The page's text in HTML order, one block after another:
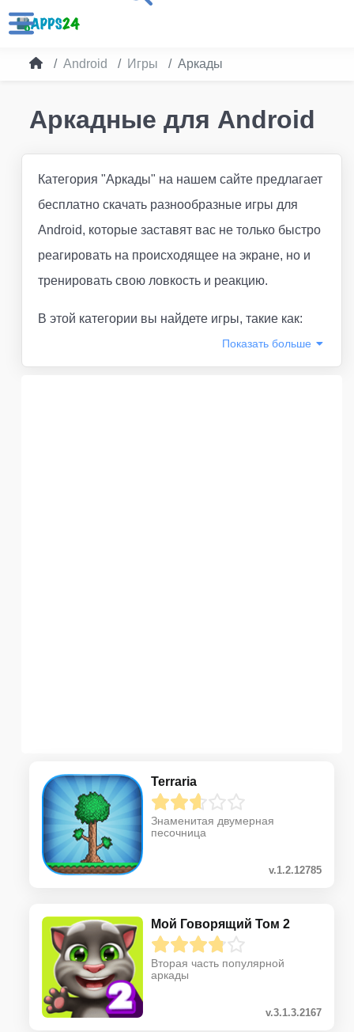
Android Игры Аркады
Аркадные для Android
Категория "Аркады" на нашем сайте предлагает
бесплатно скачать разнообразные игры для
Android, которые заставят вас не только быстро
реагировать на происходящее на экране, но и
тренировать свою ловкость и реакцию.
В этой категории вы найдете игры, такие как:
Показать больше
Terraria
Знаменитая двумерная
песочница
v.1.2.12785
Мой Говорящий Том 2
Вторая часть популярной
аркады
v.3.1.3.2167